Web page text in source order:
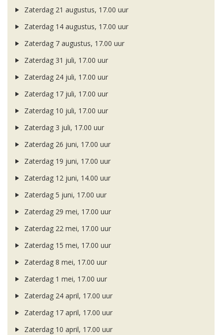
Zaterdag 21 augustus, 17.00 uur
Zaterdag 14 augustus, 17.00 uur
Zaterdag 7 augustus, 17.00 uur
Zaterdag 31 juli, 17.00 uur
Zaterdag 24 juli, 17.00 uur
Zaterdag 17 juli, 17.00 uur
Zaterdag 10 juli, 17.00 uur
Zaterdag 3 juli, 17.00 uur
Zaterdag 26 juni, 17.00 uur
Zaterdag 19 juni, 17.00 uur
Zaterdag 12 juni, 14.00 uur
Zaterdag 5 juni, 17.00 uur
Zaterdag 29 mei, 17.00 uur
Zaterdag 22 mei, 17.00 uur
Zaterdag 15 mei, 17.00 uur
Zaterdag 8 mei, 17.00 uur
Zaterdag 1 mei, 17.00 uur
Zaterdag 24 april, 17.00 uur
Zaterdag 17 april, 17.00 uur
Zaterdag 10 april, 17.00 uur